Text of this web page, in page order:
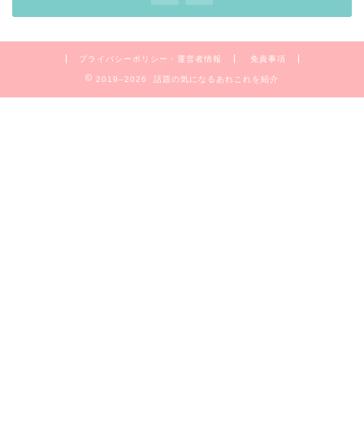
プライバシーポリシー・運営者情報 免責事項
2019–2026 話題の気になるあれこれを紹介